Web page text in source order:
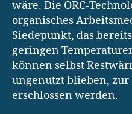
wäre. Die ORC-
organisches
Siedepunkt, das
geringen
können selbst
ungenutzt blieben,
erschlossen werden.